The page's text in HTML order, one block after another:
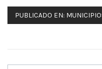
PUBLICADO EN: